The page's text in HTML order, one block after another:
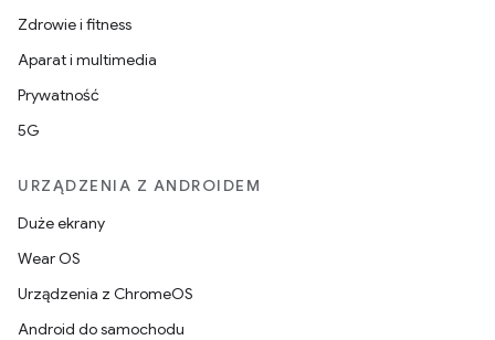
Zdrowie i fitness
Aparat i multimedia
Prywatność
5G
URZĄDZENIA Z ANDROIDEM
Duże ekrany
Wear OS
Urządzenia z ChromeOS
Android do samochodu